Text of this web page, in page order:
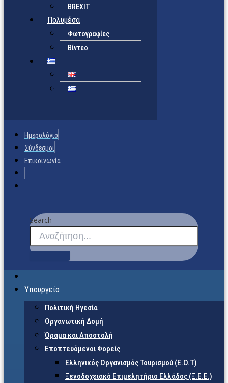
BREXIT
Πολυμέσα
Φωτογραφίες
Βίντεο
Ημερολόγιο
Σύνδεσμοι
Επικοινωνία
Search
Υπουργείο
Πολιτική Ηγεσία
Οργανωτική Δομή
Όραμα και Αποστολή
Εποπτευόμενοι Φορείς
Eλληνικός Οργανισμός Τουρισμού (Ε.Ο.Τ)
Ξενοδοχειακό Επιμελητήριο Ελλάδος (Ξ.Ε.Ε.)